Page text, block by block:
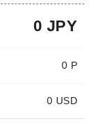
0 JPY
0 P
0 USD